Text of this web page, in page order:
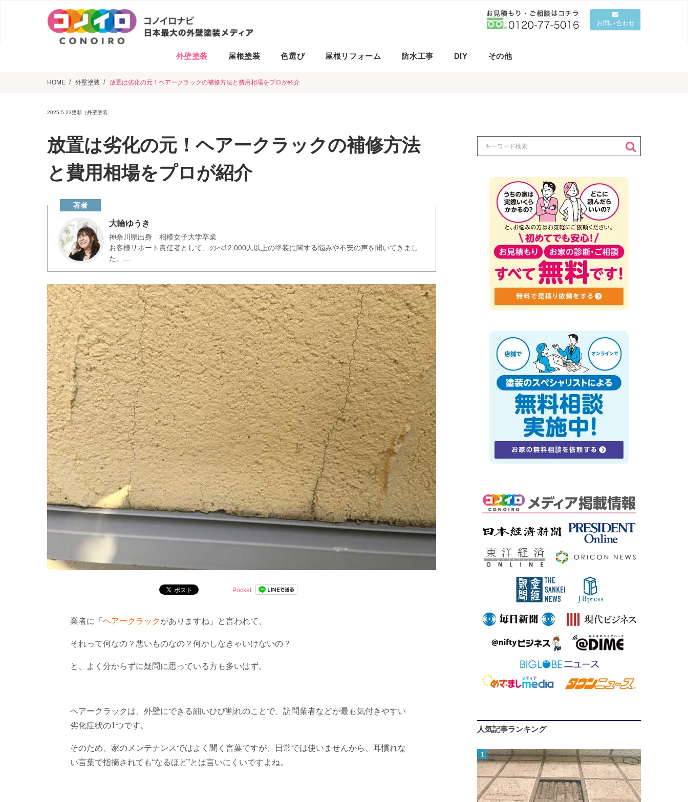
お問い合わせ
外壁塗装 屋根塗装 色選び 屋根リフォーム 防水工事 DIY その他
HOME 外壁塗装 放置は劣化の元！ヘアークラックの補修方法と費用相場をプロが紹介
2025.5.23更新 外壁塗装
放置は劣化の元！ヘアークラックの補修方法
と費用相場をプロが紹介
大輪ゆうき
神奈川県出身 相模女子大学卒業
お客様サポート責任者として、のべ12,000人以上の塗装に関する悩みや不安の声を聞いてきまし
た。
Pocket
業者に「 ヘアークラックがありますね」と言われて、
それって何なの？悪いものなの？何かしなきゃいけないの？
と、よく分からずに疑問に思っている方も多いはず。
ヘアークラックは、外壁にできる細いひび割れのことで、訪問業者などが最も気付きやすい
劣化症状の1つです。
そのため、家のメンテナンスではよく聞く言葉ですが、日常では使いませんから、耳慣れな
い言葉で指摘されても“なるほど”とは言いにくいですよね。
人気記事ランキング